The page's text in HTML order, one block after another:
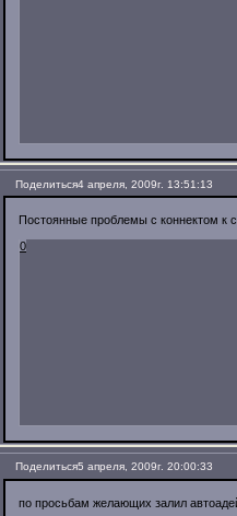
Поделиться4 апреля, 2009г. 13:51:13
Постоянные проблемы с коннектом к
0
Поделиться5 апреля, 2009г. 20:00:33
по просьбам желающих залил